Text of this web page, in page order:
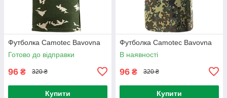
Футболка Camotec Bavovna
Готово до відправки
96 ₴ 320 ₴
Купити
Футболка Camotec Bavovna
В наявності
96 ₴ 320 ₴
Купити